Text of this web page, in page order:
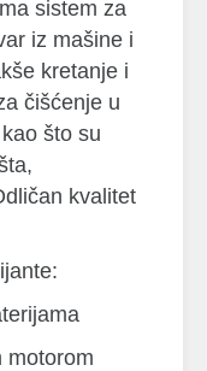
sistem za
iz mašine i
kretanje i
čišćenje u
što su
kvalitet
motorom